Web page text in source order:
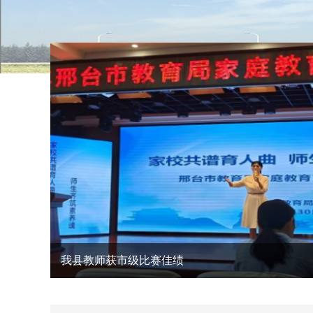
巨鹿县中医院牵头组建的国医馆联盟近期揭牌
县委常委会召开扩大会议
县委理论学习中心组学习会议召开
巨鹿县“气象×金融”垂直大模型赋能特色农业